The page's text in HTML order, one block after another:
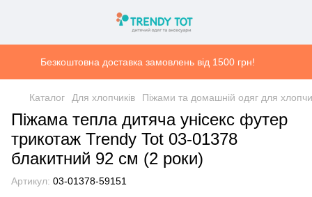
Безкоштовна доставка замовлень від 1500 грн!
Каталог Для хлопчиків Піжами та домашній одяг для
Піжама тепла дитяча унісекс футер
трикотаж Trendy Tot 03-01378
блакитний 92 см (2 роки)
Артикул: 03-01378-59151